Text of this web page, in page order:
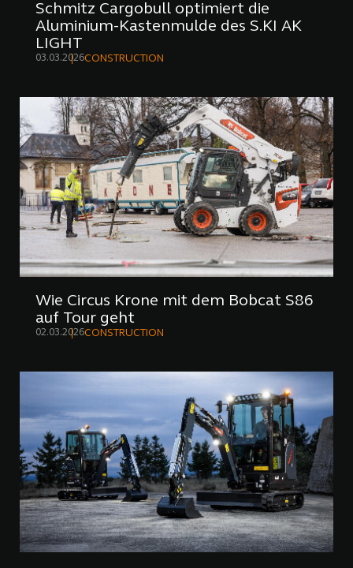
Schmitz Cargobull optimiert die
Aluminium-Kastenmulde des S.KI AK
LIGHT
03.03.2026CONSTRUCTION
Wie Circus Krone mit dem Bobcat S86
auf Tour geht
02.03.2026CONSTRUCTION